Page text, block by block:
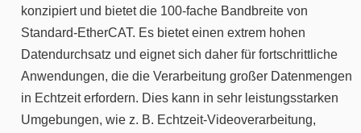
konzipiert und bietet die 100-fache Bandbreite von
Standard-EtherCAT. Es bietet einen extrem hohen
Datendurchsatz und eignet sich daher für fortschrittliche
Anwendungen, die die Verarbeitung großer Datenmengen
in Echtzeit erfordern. Dies kann in sehr leistungsstarken
Umgebungen, wie z. B. Echtzeit-Videoverarbeitung,